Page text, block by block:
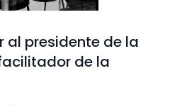
al presidente de la
de la